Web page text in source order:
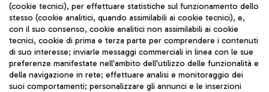
Fast Food
Treno
Raggiungi velocemente l'aeroporto di Fiumicino da Roma
tramite i servizi ferroviari Trenitalia.
TRAVEL JOURNAL
ITA
(cookie tecnici), per effettuare statistiche sul funzionamento dello
stesso (cookie analitici, quando assimilabili ai cookie tecnici), e,
con il suo consenso, cookie analitici non assimilabili ai cookie
tecnici, cookie di prima e terza parte per comprendere i contenuti
di suo interesse; inviarle messaggi commerciali in linea con le sue
preferenze manifestate nell'ambito dell'utilizzo delle funzionalità e
della navigazione in rete; effettuare analisi e monitoraggio dei
suoi comportamenti; personalizzare gli annunci e le inserzioni